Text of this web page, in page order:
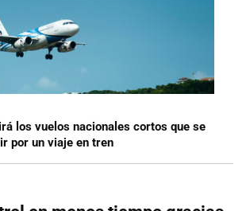
los vuelos nacionales cortos que se
por un viaje en tren